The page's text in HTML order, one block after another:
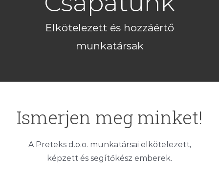
Elkötelezett és hozzáértő
munkatársak
Ismerjen meg minket!
A Preteks d.o.o. munkatársai elkötelezett,
képzett és segítőkész emberek.